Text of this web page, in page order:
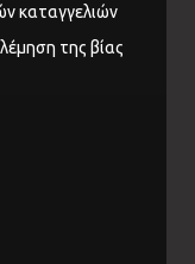
καταγγελιών
της βίας